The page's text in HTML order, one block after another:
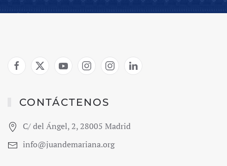
CONTÁCTENOS
C/ del Ángel, 2, 28005 Madrid
info@juandemariana.org